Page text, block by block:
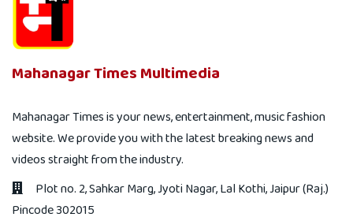
Mahanagar Times Multimedia
Mahanagar Times is your news, entertainment, music fashion
website. We provide you with the latest breaking news and
videos straight from the industry.
Plot no. 2, Sahkar Marg, Jyoti Nagar, Lal Kothi, Jaipur (Raj.)
Pincode 302015